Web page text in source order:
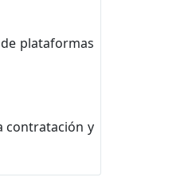
plataformas
contratación y